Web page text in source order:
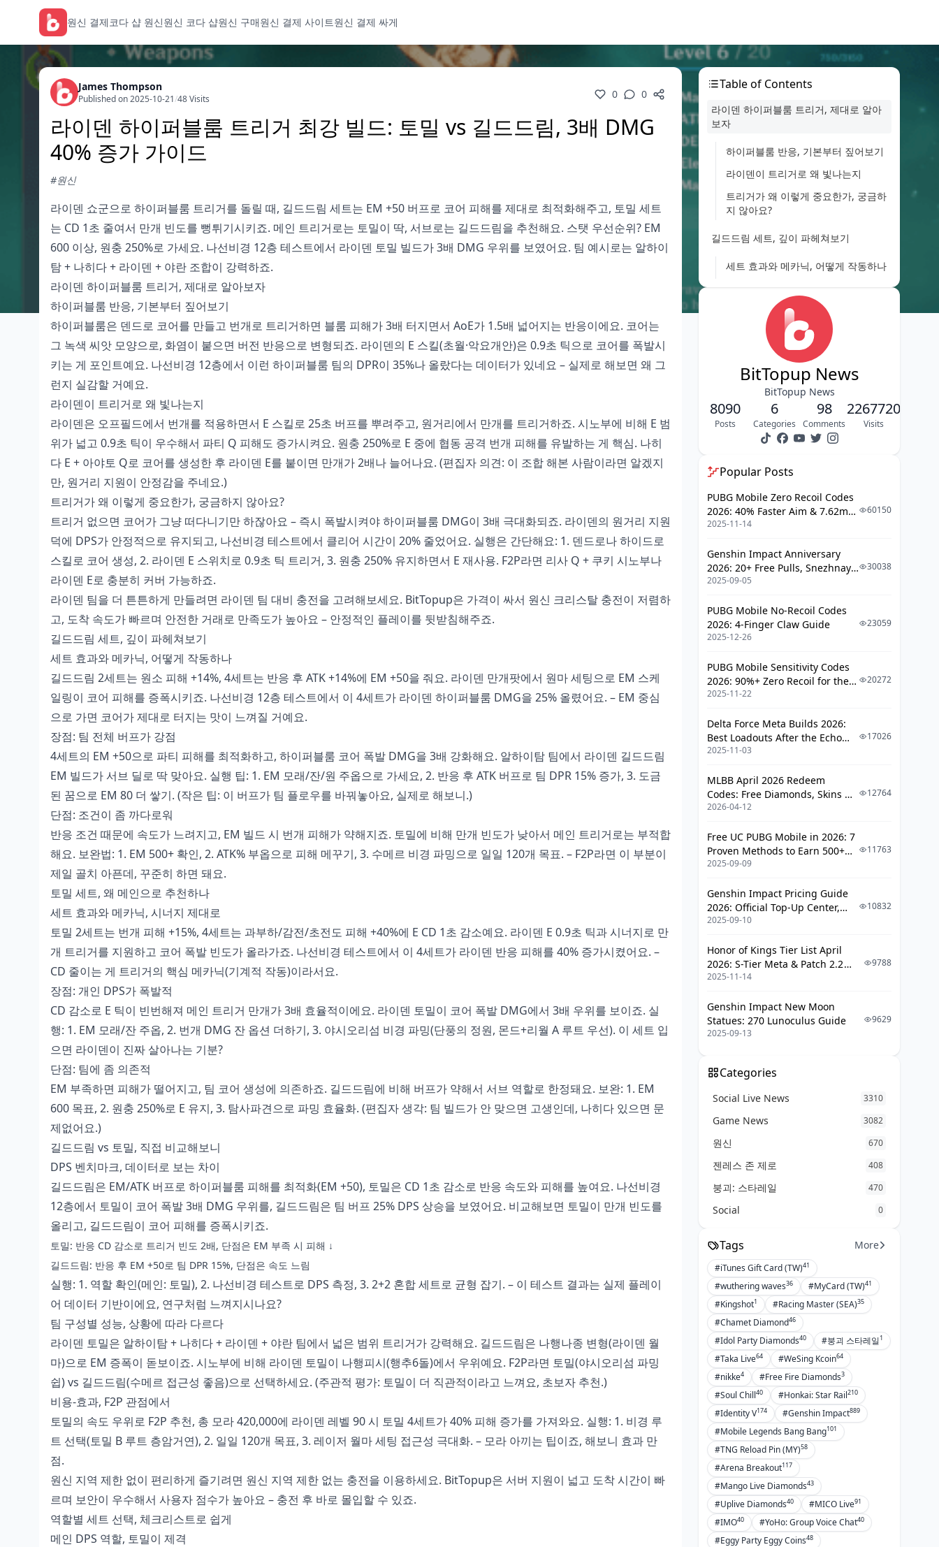
원신 결제코다 샵 원신원신 코다 샵원신 구매원신 결제 사이트원신 결제 싸게
James Thompson
Published on 2025-10-21/48 Visits 0 0
라이덴 하이퍼블룸 트리거 최강 빌드: 토밀 vs 길드드림, 3배 DMG
40% 증가 가이드
#원신
라이덴 쇼군으로 하이퍼블룸 트리거를 돌릴 때, 길드드림 세트는 EM +50 버프로 코어 피해를 제대로 최적화해주고, 토밀 세트
는 CD 1초 줄여서 만개 빈도를 뻥튀기시키죠. 메인 트리거로는 토밀이 딱, 서브로는 길드드림을 추천해요. 스탯 우선순위? EM
600 이상, 원충 250%로 가세요. 나선비경 12층 테스트에서 라이덴 토밀 빌드가 3배 DMG 우위를 보였어요. 팀 예시로는 알하이
탐 + 나히다 + 라이덴 + 야란 조합이 강력하죠.
라이덴 하이퍼블룸 트리거, 제대로 알아보자
하이퍼블룸 반응, 기본부터 짚어보기
하이퍼블룸은 덴드로 코어를 만들고 번개로 트리거하면 블룸 피해가 3배 터지면서 AoE가 1.5배 넓어지는 반응이에요. 코어는
그 녹색 씨앗 모양으로, 화염이 붙으면 버전 반응으로 변형되죠. 라이덴의 E 스킬(초월·악요개안)은 0.9초 틱으로 코어를 폭발시
키는 게 포인트예요. 나선비경 12층에서 이런 하이퍼블룸 팀의 DPR이 35%나 올랐다는 데이터가 있네요 – 실제로 해보면 왜 그
런지 실감할 거예요.
라이덴이 트리거로 왜 빛나는지
라이덴은 오프필드에서 번개를 적용하면서 E 스킬로 25초 버프를 뿌려주고, 원거리에서 만개를 트리거하죠. 시노부에 비해 E 범
위가 넓고 0.9초 틱이 우수해서 파티 Q 피해도 증가시켜요. 원충 250%로 E 중에 협동 공격 번개 피해를 유발하는 게 핵심. 나히
다 E + 아야토 Q로 코어를 생성한 후 라이덴 E를 붙이면 만개가 2배나 늘어나요. (편집자 의견: 이 조합 해본 사람이라면 알겠지
만, 원거리 지원이 안정감을 주네요.)
트리거가 왜 이렇게 중요한가, 궁금하지 않아요?
트리거 없으면 코어가 그냥 떠다니기만 하잖아요 – 즉시 폭발시켜야 하이퍼블룸 DMG이 3배 극대화되죠. 라이덴의 원거리 지원
덕에 DPS가 안정적으로 유지되고, 나선비경 테스트에서 클리어 시간이 20% 줄었어요. 실행은 간단해요: 1. 덴드로나 하이드로
스킬로 코어 생성, 2. 라이덴 E 스위치로 0.9초 틱 트리거, 3. 원충 250% 유지하면서 E 재사용. F2P라면 리사 Q + 쿠키 시노부나
라이덴 E로 충분히 커버 가능하죠.
라이덴 팀을 더 튼튼하게 만들려면 라이덴 팀 대비 충전을 고려해보세요. BitTopup은 가격이 싸서 원신 크리스탈 충전이 저렴하
고, 도착 속도가 빠르며 안전한 거래로 만족도가 높아요 – 안정적인 플레이를 뒷받침해주죠.
길드드림 세트, 깊이 파헤쳐보기
세트 효과와 메카닉, 어떻게 작동하나
길드드림 2세트는 원소 피해 +14%, 4세트는 반응 후 ATK +14%에 EM +50을 줘요. 라이덴 만개팟에서 원마 세팅으로 EM 스케
일링이 코어 피해를 증폭시키죠. 나선비경 12층 테스트에서 이 4세트가 라이덴 하이퍼블룸 DMG을 25% 올렸어요. – EM 중심
으로 가면 코어가 제대로 터지는 맛이 느껴질 거예요.
장점: 팀 전체 버프가 강점
4세트의 EM +50으로 파티 피해를 최적화하고, 하이퍼블룸 코어 폭발 DMG을 3배 강화해요. 알하이탐 팀에서 라이덴 길드드림
EM 빌드가 서브 딜로 딱 맞아요. 실행 팁: 1. EM 모래/잔/원 주옵으로 가세요, 2. 반응 후 ATK 버프로 팀 DPR 15% 증가, 3. 도금
된 꿈으로 EM 80 더 쌓기. (작은 팁: 이 버프가 팀 플로우를 바꿔놓아요, 실제로 해보니.)
단점: 조건이 좀 까다로워
반응 조건 때문에 속도가 느려지고, EM 빌드 시 번개 피해가 약해지죠. 토밀에 비해 만개 빈도가 낮아서 메인 트리거로는 부적합
해요. 보완법: 1. EM 500+ 확인, 2. ATK% 부옵으로 피해 메꾸기, 3. 수메르 비경 파밍으로 일일 120개 목표. – F2P라면 이 부분이
제일 골치 아픈데, 꾸준히 하면 돼요.
토밀 세트, 왜 메인으로 추천하나
세트 효과와 메카닉, 시너지 제대로
토밀 2세트는 번개 피해 +15%, 4세트는 과부하/감전/초전도 피해 +40%에 E CD 1초 감소예요. 라이덴 E 0.9초 틱과 시너지로 만
개 트리거를 지원하고 코어 폭발 빈도가 올라가죠. 나선비경 테스트에서 이 4세트가 라이덴 반응 피해를 40% 증가시켰어요. –
CD 줄이는 게 트리거의 핵심 메카닉(기계적 작동)이라서요.
장점: 개인 DPS가 폭발적
CD 감소로 E 틱이 빈번해져 메인 트리거 만개가 3배 효율적이에요. 라이덴 토밀이 코어 폭발 DMG에서 3배 우위를 보이죠. 실
행: 1. EM 모래/잔 주옵, 2. 번개 DMG 잔 옵션 더하기, 3. 야시오리섬 비경 파밍(단풍의 정원, 몬드+리월 A 루트 우선). 이 세트 입
으면 라이덴이 진짜 살아나는 기분?
단점: 팀에 좀 의존적
EM 부족하면 피해가 떨어지고, 팀 코어 생성에 의존하죠. 길드드림에 비해 버프가 약해서 서브 역할로 한정돼요. 보완: 1. EM
600 목표, 2. 원충 250%로 E 유지, 3. 탐사파견으로 파밍 효율화. (편집자 생각: 팀 빌드가 안 맞으면 고생인데, 나히다 있으면 문
제없어요.)
길드드림 vs 토밀, 직접 비교해보니
DPS 벤치마크, 데이터로 보는 차이
길드드림은 EM/ATK 버프로 하이퍼블룸 피해를 최적화(EM +50), 토밀은 CD 1초 감소로 반응 속도와 피해를 높여요. 나선비경
12층에서 토밀이 코어 폭발 3배 DMG 우위를, 길드드림은 팀 버프 25% DPS 상승을 보였어요. 비교해보면 토밀이 만개 빈도를
올리고, 길드드림이 코어 피해를 증폭시키죠.
토밀: 반응 CD 감소로 트리거 빈도 2배, 단점은 EM 부족 시 피해 ↓
길드드림: 반응 후 EM +50로 팀 DPR 15%, 단점은 속도 느림
실행: 1. 역할 확인(메인: 토밀), 2. 나선비경 테스트로 DPS 측정, 3. 2+2 혼합 세트로 균형 잡기. – 이 테스트 결과는 실제 플레이
어 데이터 기반이에요, 연구처럼 느껴지시나요?
팀 구성별 성능, 상황에 따라 다르다
라이덴 토밀은 알하이탐 + 나히다 + 라이덴 + 야란 팀에서 넓은 범위 트리거가 강력해요. 길드드림은 나행나종 변형(라이덴 월
마)으로 EM 증폭이 돋보이죠. 시노부에 비해 라이덴 토밀이 나행피시(행추6돌)에서 우위예요. F2P라면 토밀(야시오리섬 파밍
쉽) vs 길드드림(수메르 접근성 좋음)으로 선택하세요. (주관적 평가: 토밀이 더 직관적이라고 느껴요, 초보자 추천.)
비용-효과, F2P 관점에서
토밀의 속도 우위로 F2P 추천, 총 모라 420,000에 라이덴 레벨 90 시 토밀 4세트가 40% 피해 증가를 가져와요. 실행: 1. 비경 루
트 선택(토밀 B 루트 층암거연), 2. 일일 120개 목표, 3. 레이저 월마 세팅 접근성 극대화. – 모라 아끼는 팁이죠, 해보니 효과 만
점.
원신 지역 제한 없이 편리하게 즐기려면 원신 지역 제한 없는 충전을 이용하세요. BitTopup은 서버 지원이 넓고 도착 시간이 빠
르며 보안이 우수해서 사용자 점수가 높아요 – 충전 후 바로 몰입할 수 있죠.
역할별 세트 선택, 체크리스트로 쉽게
메인 DPS 역할, 토밀이 제격
Table of Contents
라이덴 하이퍼블룸 트리거, 제대로 알아
보자
하이퍼블룸 반응, 기본부터 짚어보기
라이덴이 트리거로 왜 빛나는지
트리거가 왜 이렇게 중요한가, 궁금하
지 않아요?
길드드림 세트, 깊이 파헤쳐보기
세트 효과와 메카닉, 어떻게 작동하나
단점: 조건이 좀 까다로워
토밀 세트, 왜 메인으로 추천하나
세트 효과와 메카닉, 시너지 제대로
장점: 개인 DPS가 폭발적
단점: 팀에 좀 의존적
길드드림 vs 토밀, 직접 비교해보니
DPS 벤치마크, 데이터로 보는 차이
비용-효과, F2P 관점에서
메인 DPS 역할, 토밀이 제격
하이브리드 빌드, 균형 잡기
최적화 팁, 스탯 우선순위부터
에너지 재충전, 어떻게 관리할까
크리티컬 비율, 균형이 생명
실전 빌드 사례, 오해 풀기
일반 오해, 바로잡기
패치 영향, 미래 고려
하이퍼블룸 팀 구성, 가이드라인
필수 캐릭터, 코어 조합
대안 옵션, F2P도 OK
한국 서버 팁, 침식 대처
최신 패치 변화, 메타 유지
커뮤니티 피드백, 빌드 공유
최종 선택, 이렇게 가세요
추가 리소스, 더 알아보기
FAQ
BitTopup News
BitTopup News
8090
Posts
6
Categories
98
Comments
2267720
Visits
Popular Posts
PUBG Mobile Zero Recoil Codes
2026: 40% Faster Aim & 7.62mm
Weapon Adjustments
2025-11-14
60150
Genshin Impact Anniversary
2026: 20+ Free Pulls, Snezhnaya
Roadmap & Complete Guide
2025-09-05
30038
PUBG Mobile No-Recoil Codes
2026: 4-Finger Claw Guide
2025-12-26
23059
PUBG Mobile Sensitivity Codes
2026: 90%+ Zero Recoil for the
V4.4 M416 & AUG Meta
2025-11-22
20272
Delta Force Meta Builds 2026:
Best Loadouts After the Echo
Season Update
2025-11-03
17026
MLBB April 2026 Redeem
Codes: Free Diamonds, Skins &
Starlight Rewards
2026-04-12
12764
Free UC PUBG Mobile in 2026: 7
Proven Methods to Earn 500+
UC (V4.3 & RPA18 Updates)
2025-09-09
11763
Genshin Impact Pricing Guide
2026: Official Top-Up Center,
Platform Differences, and
2025-09-10
10832
Honor of Kings Tier List April
2026: S-Tier Meta & Patch 2.2
Changes
2025-11-14
9788
Genshin Impact New Moon
Statues: 270 Lunoculus Guide
2025-09-13
9629
Categories
Social Live News 3310
Game News 3082
원신 670
젠레스 존 제로 408
붕괴: 스타레일 470
Social 0
Tags More
#iTunes Gift Card (TW)41
#wuthering waves36 #MyCard (TW)41
#Kingshot1 #Racing Master (SEA)35
#Chamet Diamond46
#Idol Party Diamonds40 #붕괴 스타레일1
#Taka Live64 #WeSing Kcoin64
#nikke4 #Free Fire Diamonds3
#Soul Chill40 #Honkai: Star Rail210
#Identity V174 #Genshin Impact889
#Mobile Legends Bang Bang101
#TNG Reload Pin (MY)58
#Arena Breakout117
#Mango Live Diamonds43
#Uplive Diamonds40 #MICO Live91
#IMO40 #YoHo: Group Voice Chat40
#Eggy Party Eggy Coins48